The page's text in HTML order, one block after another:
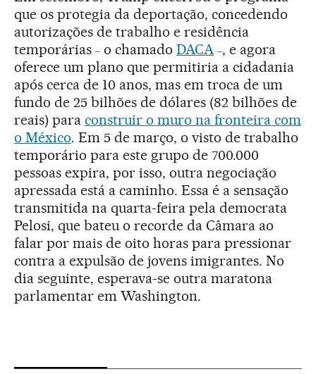
que os protegia da deportação, concedendo
autorizações de trabalho e residência
temporárias –o chamado DACA –, e agora
oferece um plano que permitiria a cidadania
após cerca de 10 anos, mas em troca de um
fundo de 25 bilhões de dólares (82 bilhões de
reais) para construir o muro na fronteira com
o México. Em 5 de março, o visto de trabalho
temporário para este grupo de 700.000
pessoas expira, por isso, outra negociação
apressada está a caminho. Essa é a sensação
transmitida na quarta-feira pela democrata
Pelosi, que bateu o recorde da Câmara ao
falar por mais de oito horas para pressionar
contra a expulsão de jovens imigrantes. No
dia seguinte, esperava-se outra maratona
parlamentar em Washington.